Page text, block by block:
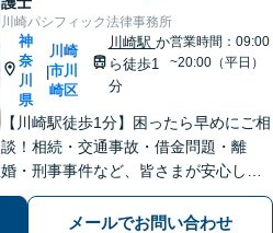
川崎パシフィック法律事務所
神
奈
川
県
|
川崎
市川
崎区
川崎駅 か
ら徒歩1
分
営業時間：09:00
~20:00（平日）
【川崎駅徒歩1分】困ったら早めにご相
談！相続・交通事故・借金問題・離
婚・刑事事件など、皆さまが安心して
暮らせるように問題解決に尽力しま
す。【地元密着】クチコミ・リピータ
メールでお問い合わせ